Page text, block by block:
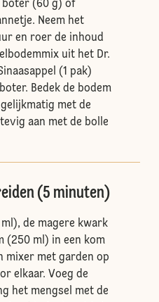
boter (60 g) of
Neem het
en roer de inhoud
uit het Dr.
(1 pak)
Bedek de bodem
met de
aan met de bolle
(5 minuten)
de magere kwark
(250 ml) in een kom
mixer met garden op
elkaar. Voeg de
het mengsel met de